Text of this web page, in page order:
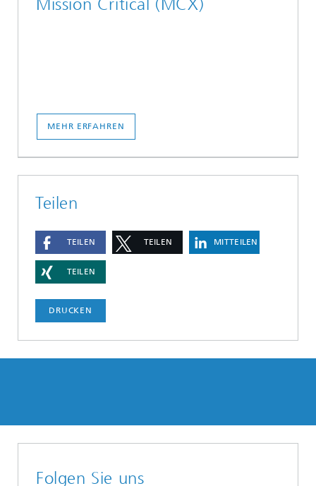
Mission Critical (MCX)
MEHR ERFAHREN
Teilen
TEILEN TEILEN MITTEILEN
TEILEN
DRUCKEN
Folgen Sie uns